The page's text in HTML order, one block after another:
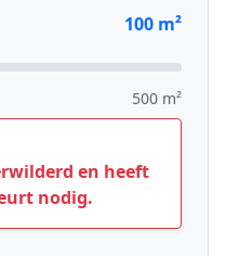
100 m²
500 m²
en heeft
nodig.